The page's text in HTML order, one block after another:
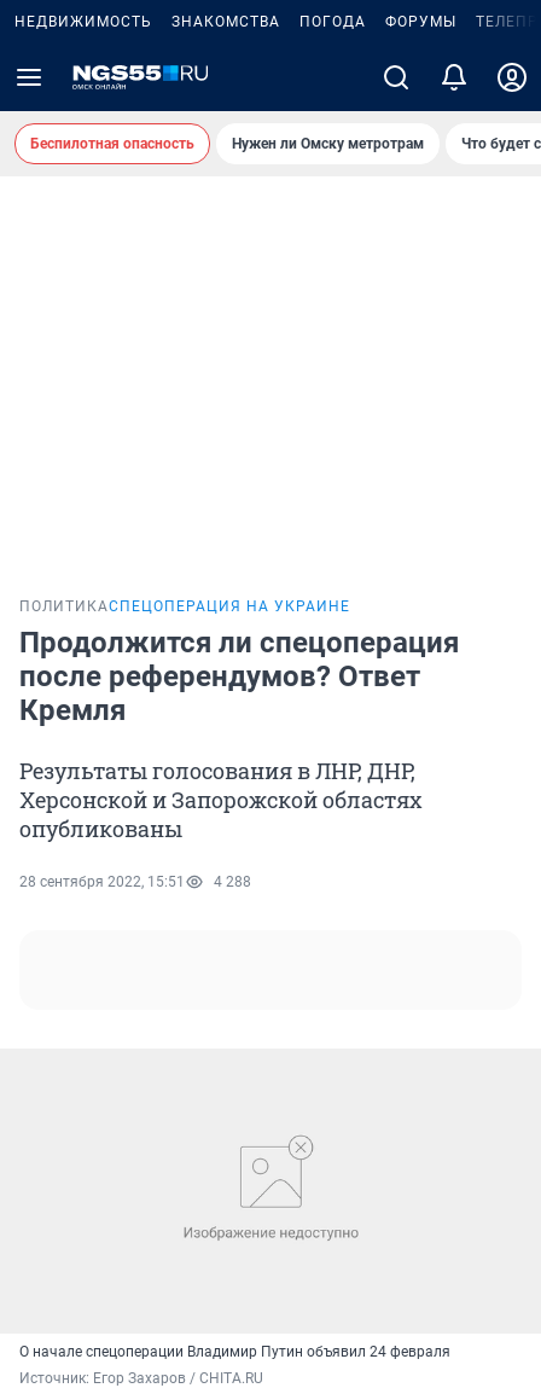
НЕДВИЖИМОСТЬ ЗНАКОМСТВА ПОГОДА ФОРУМЫ
Беспилотная опасность Нужен ли Омску метротрам Что будет
ПОЛИТИКАСПЕЦОПЕРАЦИЯ НА УКРАИНЕ
Продолжится ли спецоперация
после референдумов? Ответ
Кремля
Результаты голосования в ЛНР, ДНР,
Херсонской и Запорожской областях
опубликованы
28 сентября 2022, 15:51 4 288
О начале спецоперации Владимир Путин объявил 24 февраля
Источник: Егор Захаров / CHITA.RU